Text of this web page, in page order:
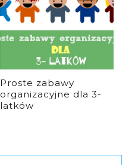
Proste zabawy
organizacyjne dla 3-
latków